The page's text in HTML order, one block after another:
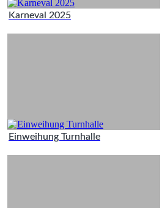
Karneval 2025
Einweihung Turnhalle